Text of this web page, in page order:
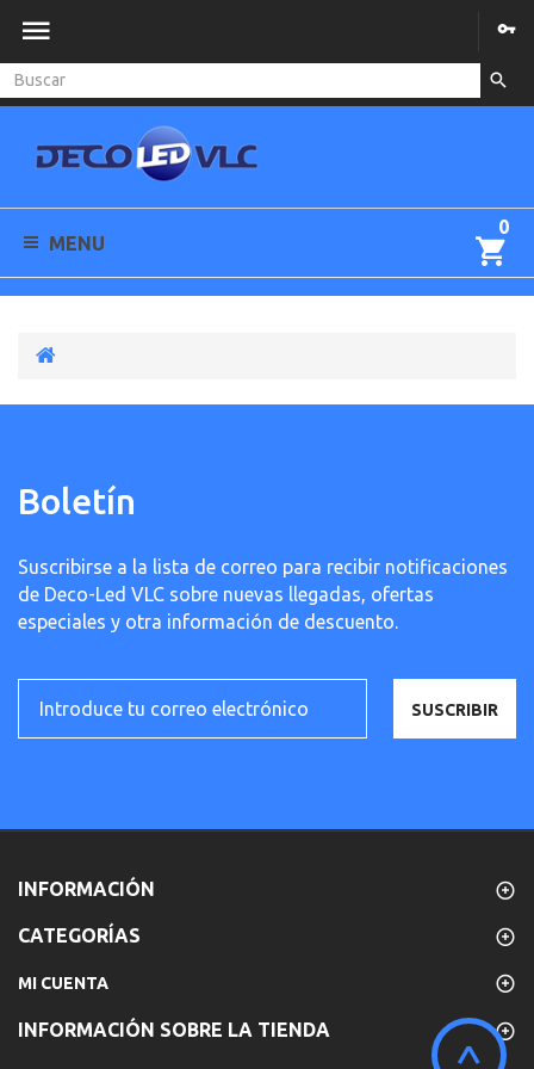
0
MENU
Boletín
Suscribirse a la lista de correo para recibir notificaciones
de Deco-Led VLC sobre nuevas llegadas, ofertas
especiales y otra información de descuento.
SUSCRIBIR
INFORMACIÓN
CATEGORÍAS
MI CUENTA
INFORMACIÓN SOBRE LA TIENDA